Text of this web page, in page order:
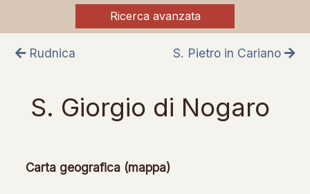
Ricerca avanzata
Rudnica S. Pietro in Cariano
S. Giorgio di Nogaro
Carta geografica (mappa)